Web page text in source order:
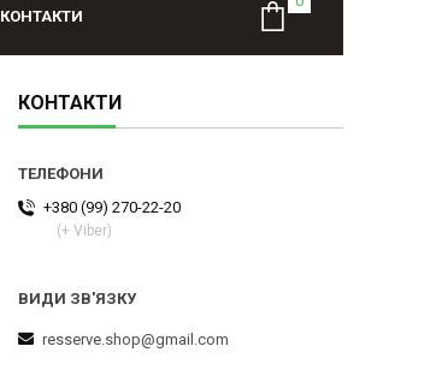
КОНТАКТИ
КОНТАКТИ
+380 (99) 270-22-20
(+ Viber)
resserve.shop@gmail.com